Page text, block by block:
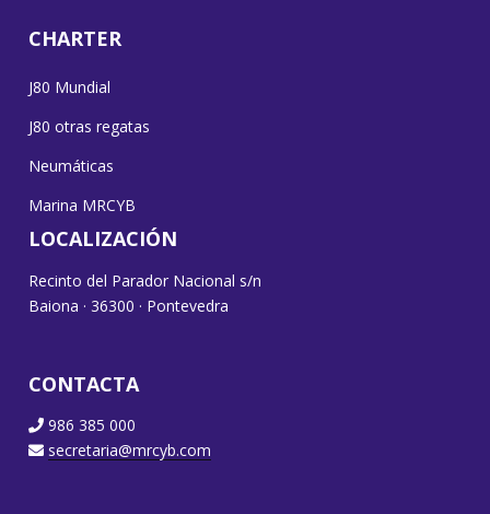
CHARTER
J80 Mundial
J80 otras regatas
Neumáticas
Marina MRCYB
LOCALIZACIÓN
Recinto del Parador Nacional s/n
Baiona · 36300 · Pontevedra
CONTACTA
986 385 000
secretaria@mrcyb.com